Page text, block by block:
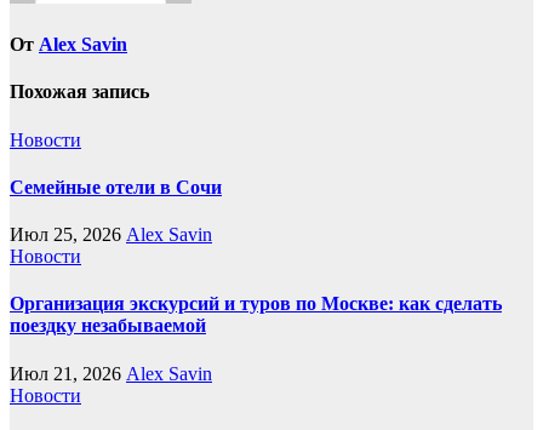
От Alex Savin
Похожая запись
Новости
Семейные отели в Сочи
Июл 25, 2026 Alex Savin
Новости
Организация экскурсий и туров по Москве: как сделать
поездку незабываемой
Июл 21, 2026 Alex Savin
Новости